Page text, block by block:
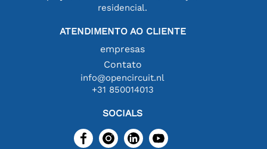
residencial.
ATENDIMENTO AO CLIENTE
empresas
Contato
info@opencircuit.nl
+31 850014013
SOCIALS